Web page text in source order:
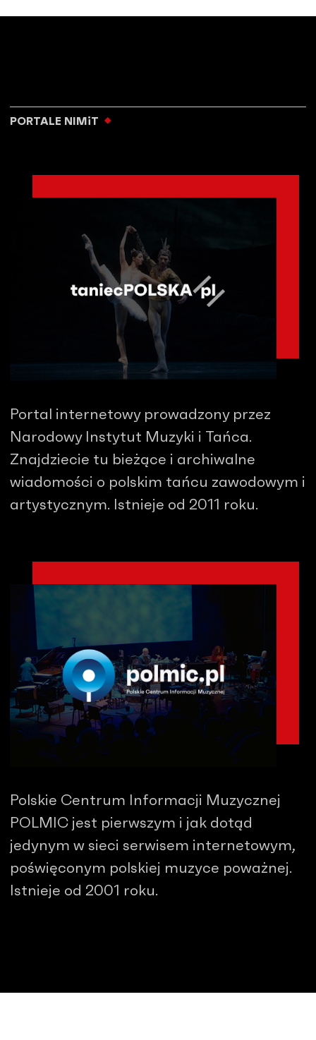
PORTALE NIMiT
Portal internetowy prowadzony przez
Narodowy Instytut Muzyki i Tańca.
Znajdziecie tu bieżące i archiwalne
wiadomości o polskim tańcu zawodowym i
artystycznym. Istnieje od 2011 roku.
Polskie Centrum Informacji Muzycznej
POLMIC jest pierwszym i jak dotąd
jedynym w sieci serwisem internetowym,
poświęconym polskiej muzyce poważnej.
Istnieje od 2001 roku.